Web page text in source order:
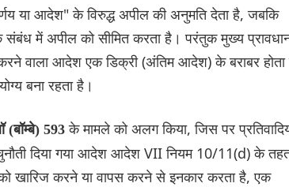
या आदेश" के विरुद्ध अपील की अनुमति देता है, जबकि
में अपील को सीमित करता है। परंतुक मुख्य
वाला आदेश एक डिक्री (अंतिम आदेश) के बराबर
बना रहता है।
(बॉम्बे) 593के मामले को अलग किया, जिस पर
दिया गया आदेश आदेश VII नियम 10/11(d) के
खारिज करने या वापस करने से इनकार करता है, एक